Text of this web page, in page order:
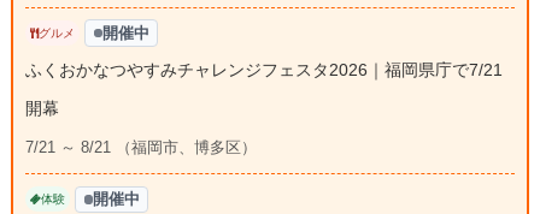
グルメ 開催中
ふくおかなつやすみチャレンジフェスタ2026｜福岡県庁で7/21
開幕
7/21 ～ 8/21 （福岡市、博多区）
体験 開催中